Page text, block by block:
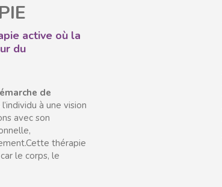
active où la
du
de
à une vision
avec son
thérapie
le corps, le